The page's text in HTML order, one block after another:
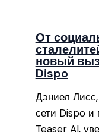
От
новый
Dispo
Дэниел
сети Dispo и
Teaser AI,